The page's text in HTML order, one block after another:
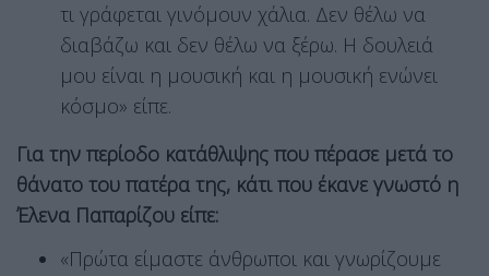
τι γράφεται γινόμουν χάλια. Δεν θέλω να
διαβάζω και δεν θέλω να ξέρω. Η δουλειά
μου είναι η μουσική και η μουσική ενώνει
κόσμο» είπε.
Για την περίοδο κατάθλιψης που πέρασε μετά το
θάνατο του πατέρα της, κάτι που έκανε γνωστό η
Έλενα Παπαρίζου είπε:
«Πρώτα είμαστε άνθρωποι και γνωρίζουμε